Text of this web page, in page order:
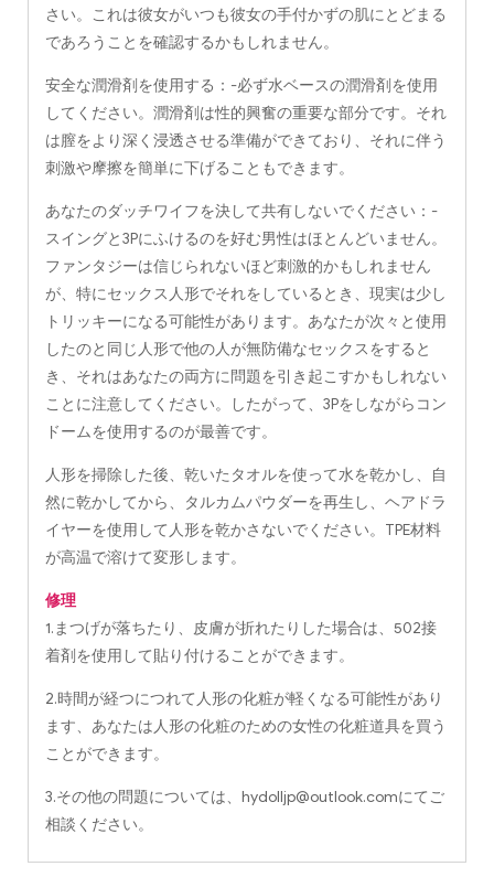
さい。これは彼女がいつも彼女の手付かずの肌にとどまる
であろうことを確認するかもしれません。
安全な潤滑剤を使用する：-必ず水ベースの潤滑剤を使用
してください。潤滑剤は性的興奮の重要な部分です。それ
は膣をより深く浸透させる準備ができており、それに伴う
刺激や摩擦を簡単に下げることもできます。
あなたのダッチワイフを決して共有しないでください：-
スイングと3Pにふけるのを好む男性はほとんどいません。
ファンタジーは信じられないほど刺激的かもしれません
が、特にセックス人形でそれをしているとき、現実は少し
トリッキーになる可能性があります。あなたが次々と使用
したのと同じ人形で他の人が無防備なセックスをすると
き、それはあなたの両方に問題を引き起こすかもしれない
ことに注意してください。したがって、3Pをしながらコン
ドームを使用するのが最善です。
人形を掃除した後、乾いたタオルを使って水を乾かし、自
然に乾かしてから、タルカムパウダーを再生し、ヘアドラ
イヤーを使用して人形を乾かさないでください。TPE材料
が高温で溶けて変形します。
修理
1.まつげが落ちたり、皮膚が折れたりした場合は、502接
着剤を使用して貼り付けることができます。
2.時間が経つにつれて人形の化粧が軽くなる可能性があり
ます、あなたは人形の化粧のための女性の化粧道具を買う
ことができます。
3.その他の問題については、 hydolljp@outlook.comにてご
相談ください。